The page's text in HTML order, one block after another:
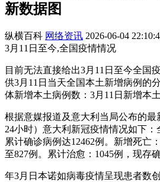
新数据图
纵横百科 网络资讯 2026-06-04
3月11日至今,全国疫情情况
目前无法直接给出3月11日至今全国
供3月11日当天全国本土新增病例的
体新增本土病例数：3月11日新增本土
根据意媒报道及意大利当局公布的最
24小时）意大利新冠疫情情况如下：
累计确诊病例达12462例。新增死亡
至827例。累计治愈：1045例，现存
年3月日本诺如病毒疫情呈现患者数